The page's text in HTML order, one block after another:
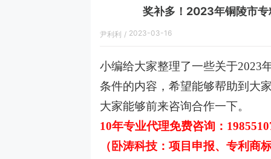
奖补多！2023年铜陵市
尹利利 / 2023-03-16
小编给大家整理了一些关于2023
条件的内容，希望能够帮助到大
大家能够前来咨询合作一下。
10年专业代理免费咨询：
（卧涛科技：项目申报、专利商